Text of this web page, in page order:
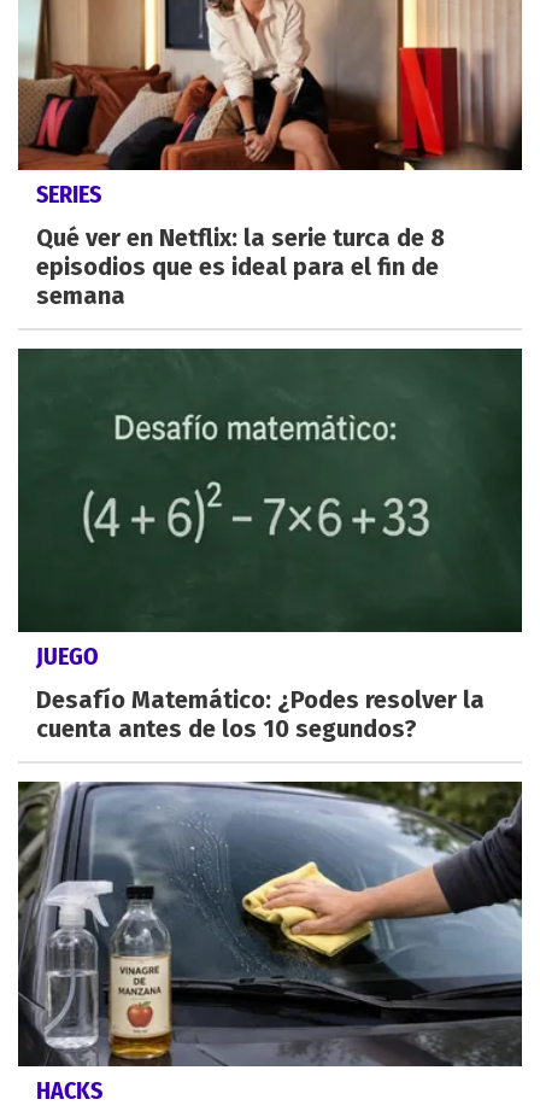
SERIES
Qué ver en Netflix: la serie turca de 8
episodios que es ideal para el fin de
semana
JUEGO
Desafío Matemático: ¿Podes resolver la
cuenta antes de los 10 segundos?
HACKS